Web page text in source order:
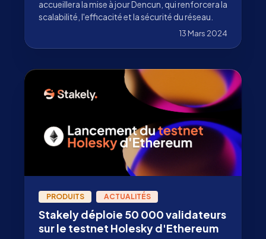
accueillera la mise à jour Dencun, qui renforcera la
scalabilité, l'efficacité et la sécurité du réseau.
13 Mars 2024
PRODUITS ACTUALITÉS
Stakely déploie 50 000 validateurs
sur le testnet Holesky d'Ethereum